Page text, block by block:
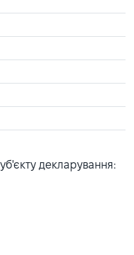
декларування: